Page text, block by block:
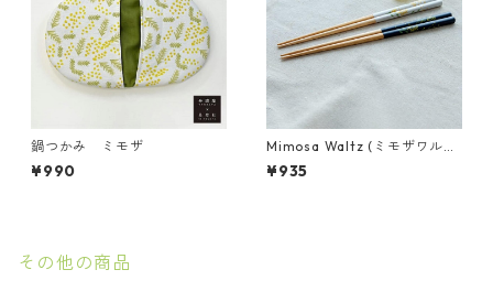
鍋つかみ ミモザ
¥990
Mimosa Waltz (ミモザワル
ツ)箸
¥935
その他の商品